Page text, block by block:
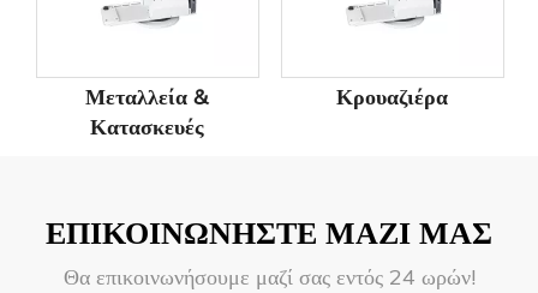
Κρουαζιέρα Υπηρεσία
ΕΠΙΚΟΙΝΩΝΗΣΤΕ ΜΑΖΙ ΜΑΣ
Θα επικοινωνήσουμε μαζί σας εντός 24 ωρών!